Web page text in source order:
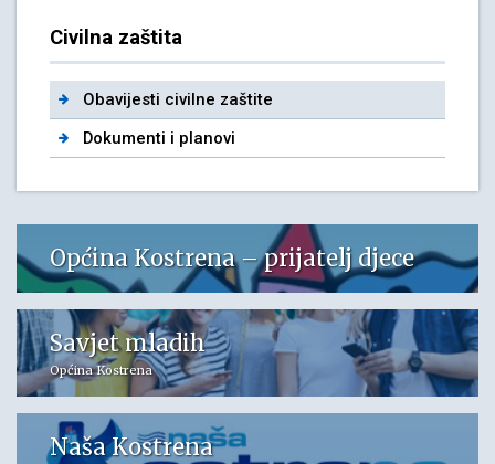
Civilna zaštita
Obavijesti civilne zaštite
Dokumenti i planovi
Općina Kostrena – prijatelj djece
Savjet mladih
Općina Kostrena
Naša Kostrena